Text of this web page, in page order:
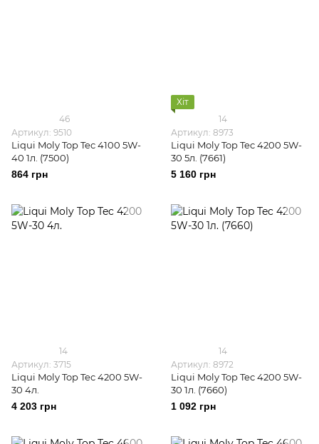
46
Артикул: 9510
Liqui Moly Top Tec 4100 5W-
40 1л. (7500)
864 грн
Хіт
14
Артикул: 8973
Liqui Moly Top Tec 4200 5W-
30 5л. (7661)
5 160 грн
14
Артикул: 3715
Liqui Moly Top Tec 4200 5W-
30 4л.
4 203 грн
14
Артикул: 8972
Liqui Moly Top Tec 4200 5W-
30 1л. (7660)
1 092 грн